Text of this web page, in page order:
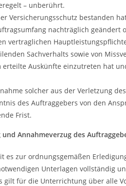
– unberührt.
Versicherungsschutz bestanden
nachträglich geändert
vertraglichen
Sachverhalts sowie von
Auskünfte einzutreten hat
solcher aus der Verletzung
des Auftraggebers von den
Frist.
Annahmeverzug des
es zur ordnungsgemäßen
Unterlagen vollständig
gilt für die Unterrichtung über alle